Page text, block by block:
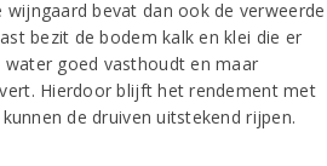
bevat dan ook de verweerde
bezit de bodem kalk en klei die er
goed vasthoudt en maar
Hierdoor blijft het rendement met
de druiven uitstekend rijpen.